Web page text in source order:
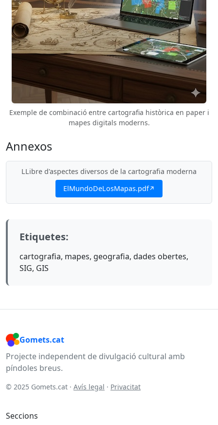
Exemple de combinació entre cartografia històrica en paper i
mapes digitals moderns.
Annexos
LLibre d'aspectes diversos de la cartografia moderna
ElMundoDeLosMapas.pdf
Etiquetes:
cartografia, mapes, geografia, dades obertes,
SIG, GIS
Gomets.cat
Projecte independent de divulgació cultural amb
píndoles breus.
© 2025 Gomets.cat · Avís legal · Privacitat
Seccions